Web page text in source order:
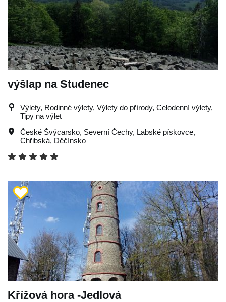
výšlap na Studenec
Výlety, Rodinné výlety, Výlety do přírody, Celodenní výlety,
Tipy na výlet
České Švýcarsko, Severní Čechy, Labské pískovce,
Chřibská, Děčínsko
Křížová hora -Jedlová